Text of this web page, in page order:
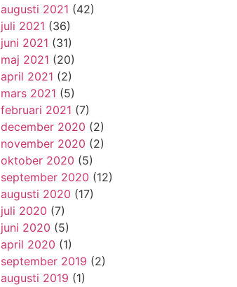
augusti 2021 (42)
juli 2021 (36)
juni 2021 (31)
maj 2021 (20)
april 2021 (2)
mars 2021 (5)
februari 2021 (7)
december 2020 (2)
november 2020 (2)
oktober 2020 (5)
september 2020 (12)
augusti 2020 (17)
juli 2020 (7)
juni 2020 (5)
april 2020 (1)
september 2019 (2)
augusti 2019 (1)